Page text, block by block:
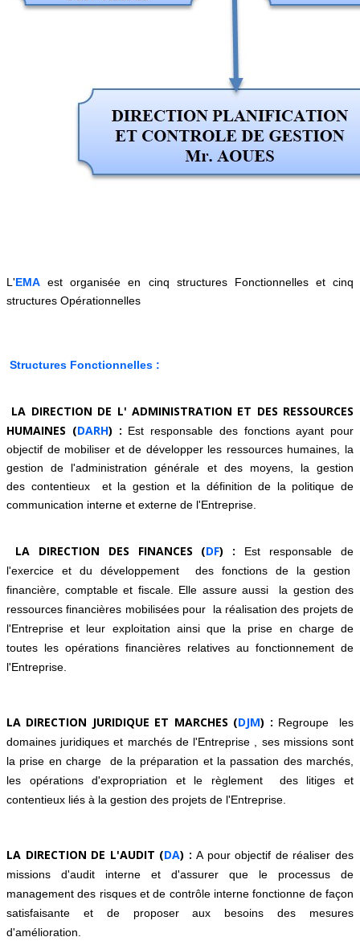
L'EMA est organisée en cinq structures Fonctionnelles et cinq
structures Opérationnelles
Structures Fonctionnelles :
LA DIRECTION DE L' ADMINISTRATION ET DES RESSOURCES
HUMAINES (DARH) : Est responsable des fonctions ayant pour
objectif de mobiliser et de développer les ressources humaines, la
gestion de l'administration générale et des moyens, la gestion
des contentieuxet la gestion et la définition de la politique de
communication interne et externe de l'Entreprise.
LA DIRECTION DES FINANCES (DF) : Est responsable de
l'exercice et du développement des fonctions de la gestion
financière, comptable et fiscale. Elle assure aussi la gestion des
ressources financières mobilisées pour la réalisation des projets de
l'Entreprise et leur exploitation ainsi que la prise en charge de
toutes les opérations financières relatives au fonctionnement de
l'Entreprise.
LA DIRECTION JURIDIQUE ET MARCHES (DJM) : Regroupe les
domaines juridiques et marchés de l'Entreprise , ses missions sont
la prise en charge de la préparation et la passation des marchés,
les opérations d'expropriation et le règlement des litiges et
contentieux liés à la gestion des projets de l'Entreprise.
LA DIRECTION DE L'AUDIT (DA) : A pour objectif de réaliser des
missions d'audit interne et d'assurer que le processus de
management des risques et de contrôle interne fonctionne de façon
satisfaisante et de proposer aux besoins des mesures
d'amélioration.